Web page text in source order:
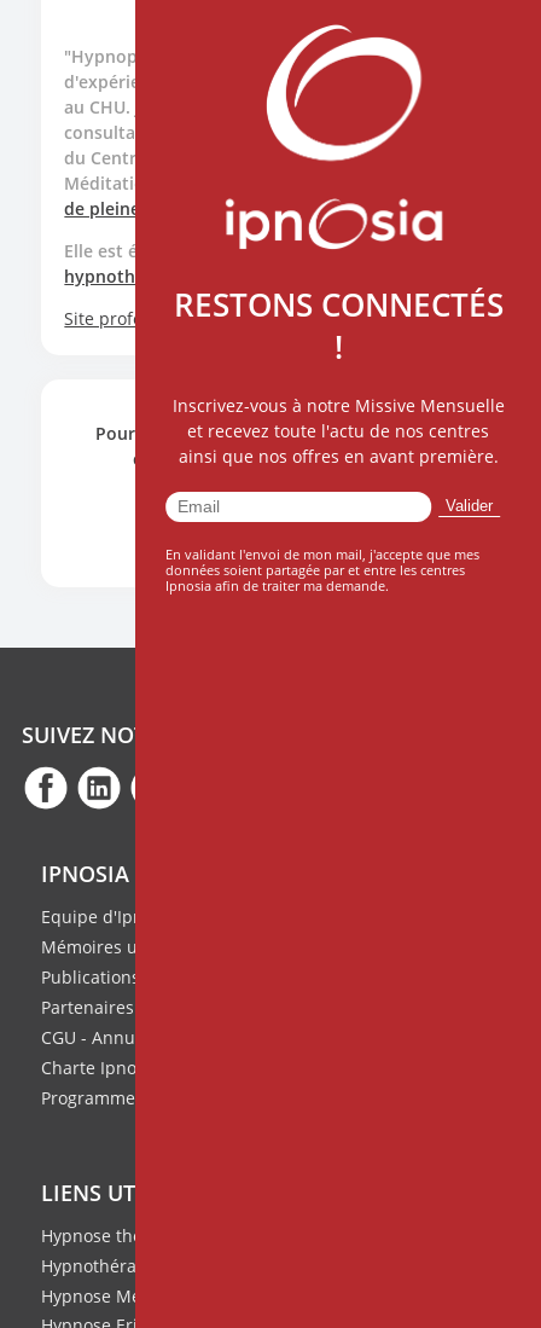
"Hypnopraticienne diplômée ayant 25 ans
d'expérience de soins et formatrice en Hypnose
au CHU. Je pratique l'Hypnose Médicale en
consultation à Caudéran et au CHU dans le cadre
du Centre de Recherches et de Ressources en
Méditation et Hypnose. Formée à la
de pleine conscience ".
Elle est également formatrice pour la
hypnothérapie
Site professionnel
Pour toute demande, n'hésitez pas à nous
contacter en cliquant ci-dessous.
CONTACTEZ NOUS
SUIVEZ NOTRE ACTUALITÉ
IPNOSIA
Equipe d'Ipnosia
Mémoires universitaires
Publications de l'équipe
Partenaires
CGU - Annuaire des thérapeutes
Charte Ipnosia
Programme de parrainage
LIENS UTILES
Hypnose thérapeutique
Hypnothérapie
Hypnose Médicale et Clinique
RESTONS CONNECTÉS
!
Inscrivez-vous à notre Missive Mensuelle
et recevez toute l'actu de nos centres
ainsi que nos offres en avant première.
En validant l'envoi de mon mail, j'accepte que mes
données soient partagée par et entre les centres
Ipnosia afin de traiter ma demande.